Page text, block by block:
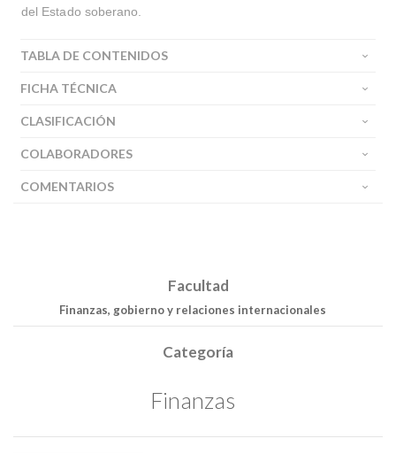
del Estado soberano.
TABLA DE CONTENIDOS
FICHA TÉCNICA
CLASIFICACIÓN
COLABORADORES
COMENTARIOS
Facultad
Finanzas, gobierno y relaciones internacionales
Categoría
Finanzas